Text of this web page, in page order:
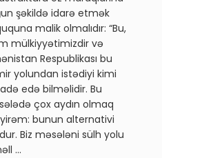
şəkildə idarə etmək
malik olmalıdır: “Bu,
mülkiyyətimizdir və
Respublikası bu
yolundan istədiyi kimi
edə bilməlidir. Bu
çox aydın olmaq
bunun alternativi
Biz məsələni sülh yolu